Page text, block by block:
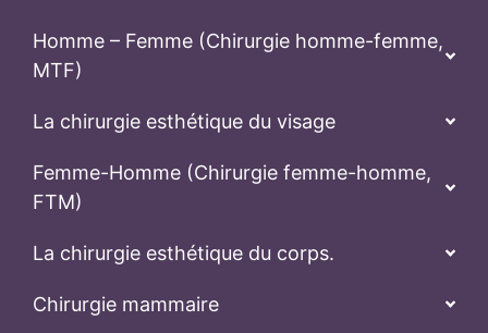
Homme – Femme (Chirurgie homme-femme,
MTF)
La chirurgie esthétique du visage
Femme-Homme (Chirurgie femme-homme,
FTM)
La chirurgie esthétique du corps.
Chirurgie mammaire